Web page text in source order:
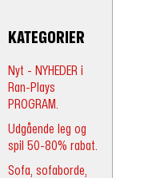
KATEGORIER
Nyt - NYHEDER i
Ran-Plays
PROGRAM.
Udgående leg og
spil 50-80% rabat.
Sofa, sofaborde,